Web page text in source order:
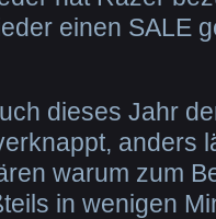
einen SALE
dieses Jahr
anders
warum zum
in wenigen